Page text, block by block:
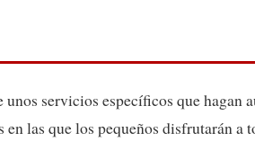
servicios específicos que hagan
las que los pequeños disfrutarán a